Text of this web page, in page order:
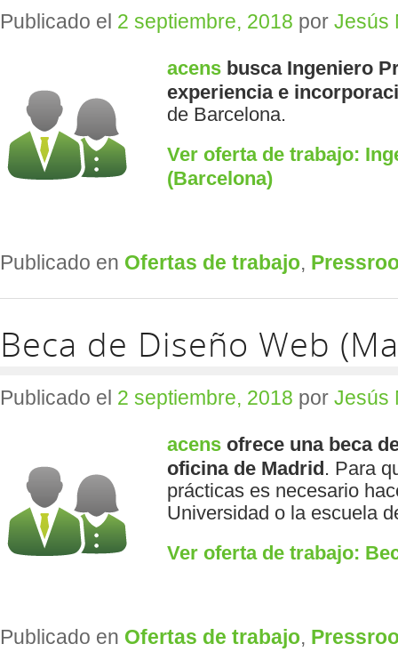
Publicado el 2 septiembre, 2018 por Jesús
acens busca Ingeniero
experiencia e
de Barcelona.
Ver oferta de trabajo:
(Barcelona)
Publicado en Ofertas de trabajo,
Beca de Diseño Web
Publicado el 2 septiembre, 2018 por Jesús
acens ofrece una beca
oficina de Madrid. Para
prácticas es necesario
Universidad o la escuela
Ver oferta de trabajo:
Publicado en Ofertas de trabajo,